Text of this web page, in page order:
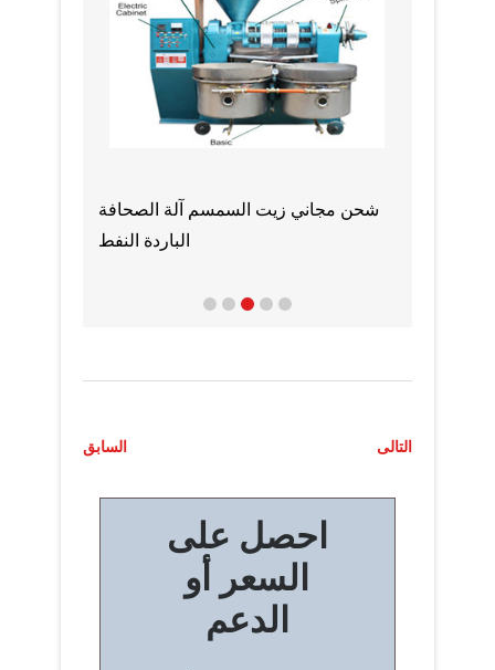
يكلف خط الكانولا
البرازيل حار مبيعات النفط الصحافة
معدات طارد زيت بذور الصنوبر
ت
ص
السابق التالى
احصل على
السعر أو
الدعم